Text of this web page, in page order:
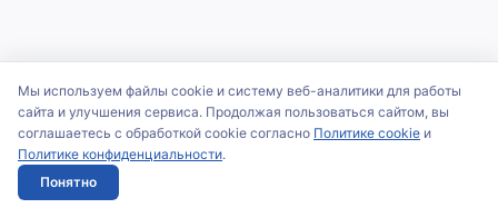
Мы используем файлы cookie и систему веб-аналитики для работы
сайта и улучшения сервиса. Продолжая пользоваться сайтом, вы
соглашаетесь с обработкой cookie согласно Политике cookie и
Политике конфиденциальности.
Понятно